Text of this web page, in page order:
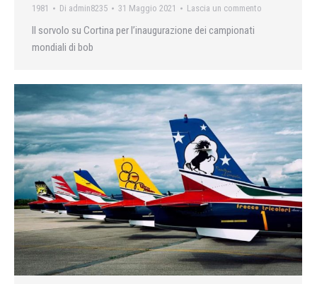
1981 Di admin8235 31 Maggio 2021 Lascia un commento
Il sorvolo su Cortina per l’inaugurazione dei campionati
mondiali di bob